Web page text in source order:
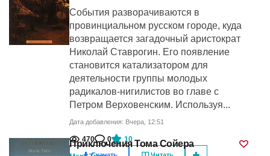
События разворачиваются в
провинциальном русском городе, куда
возвращается загадочный аристократ
Николай Ставрогин. Его появление
становится катализатором для
деятельности группы молодых
радикалов-нигилистов во главе с
Петром Верховенским. Используя...
Дата добавления: Вчера, 12:51
470 0 10
Приключения Тома Сойера